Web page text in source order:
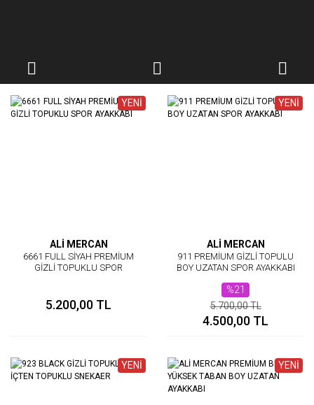
YENİ
ALİ MERCAN
6661 FULL SİYAH PREMİUM
GİZLİ TOPUKLU SPOR
5.200,00 TL
YENİ
ALİ MERCAN
911 PREMİUM GİZLİ TOPULU
BOY UZATAN SPOR AYAKKABI
%21
4.500,00 TL
5.700,00 TL
YENİ YENİ